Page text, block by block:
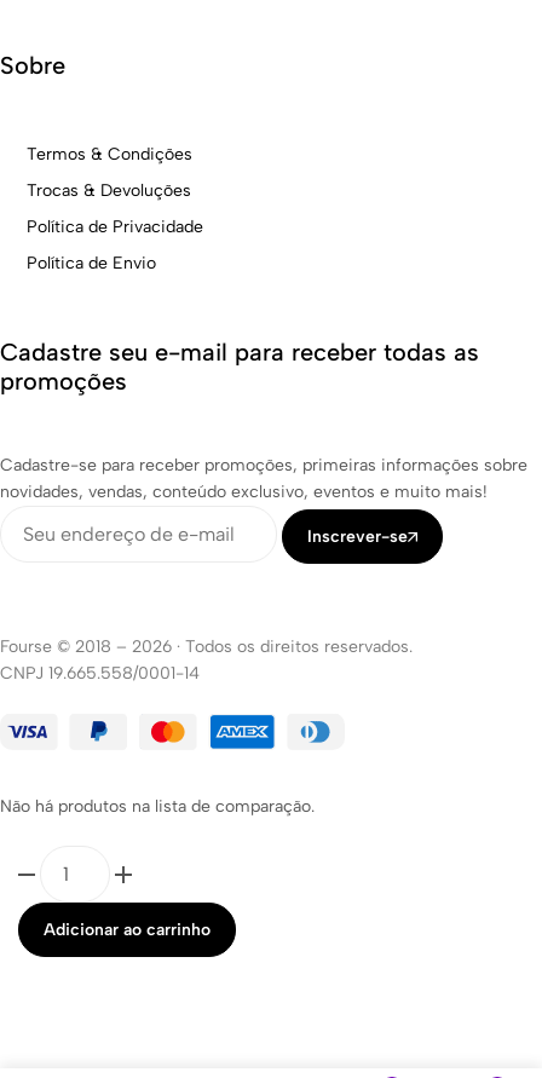
Sobre
Termos & Condições
Trocas & Devoluções
Política de Privacidade
Política de Envio
Cadastre seu e-mail para receber todas as
promoções
Cadastre-se para receber promoções, primeiras informações sobre
novidades, vendas, conteúdo exclusivo, eventos e muito mais!
Inscrever-se
Fourse © 2018 – 2026 · Todos os direitos reservados.
CNPJ 19.665.558/0001-14
Não há produtos na lista de comparação.
Adicionar ao carrinho